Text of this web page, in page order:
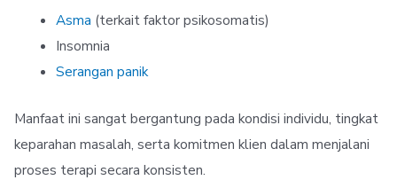
Asma (terkait faktor psikosomatis)
Insomnia
Serangan panik
Manfaat ini sangat bergantung pada kondisi individu, tingkat
keparahan masalah, serta komitmen klien dalam menjalani
proses terapi secara konsisten.